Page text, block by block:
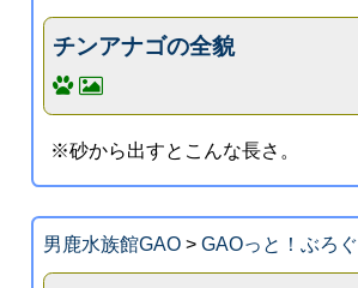
チンアナゴの全貌
※砂から出すとこんな長さ。
男鹿水族館GAO> GAOっと！ぶろぐ